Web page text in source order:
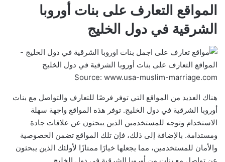
المواقع التعارف على بنات أوروبا
الشرقية في دول الخليج
Source: www.usa-muslim-marriage.com
هناك العديد من المواقع التي توفر فرصًا للتعارف والتواصل مع بنات
أوروبا الشرقية في دول الخليج. توفر هذه المواقع واجهة سهلة
الاستخدام وتوجه للمستخدمين الذين يبحثون عن علاقات جادة
ومستدامة. بالإضافة إلى ذلك، فإن تلك المواقع تضمن الخصوصية
والأمان للمستخدمين، مما يجعلها خيارًا ممتازًا لأولئك الذين يبحثون